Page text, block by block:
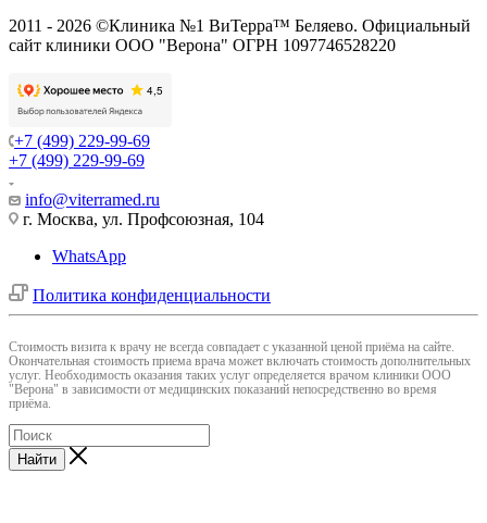
2011 - 2026 ©Клиника №1 ВиТерра™ Беляево. Официальный
сайт клиники ООО "Верона" ОГРН 1097746528220
+7 (499) 229-99-69
+7 (499) 229-99-69
info@viterramed.ru
г. Москва, ул. Профсоюзная, 104
WhatsApp
Политика конфиденциальности
Cтоимость визита к врачу не всегда совпадает с указанной ценой приёма на сайте.
Окончательная стоимость приема врача может включать стоимость дополнительных
услуг. Необходимость оказания таких услуг определяется врачом клиники ООО
"Верона" в зависимости от медицинских показаний непосредственно во время
приёма.
Найти